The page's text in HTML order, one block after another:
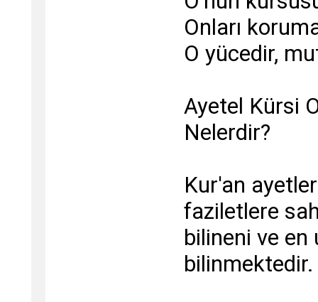
Onları
O yücedir,
Ayetel Kürsi
Nelerdir?
Kur'an
faziletlere
bilineni ve en
bilinmektedir.